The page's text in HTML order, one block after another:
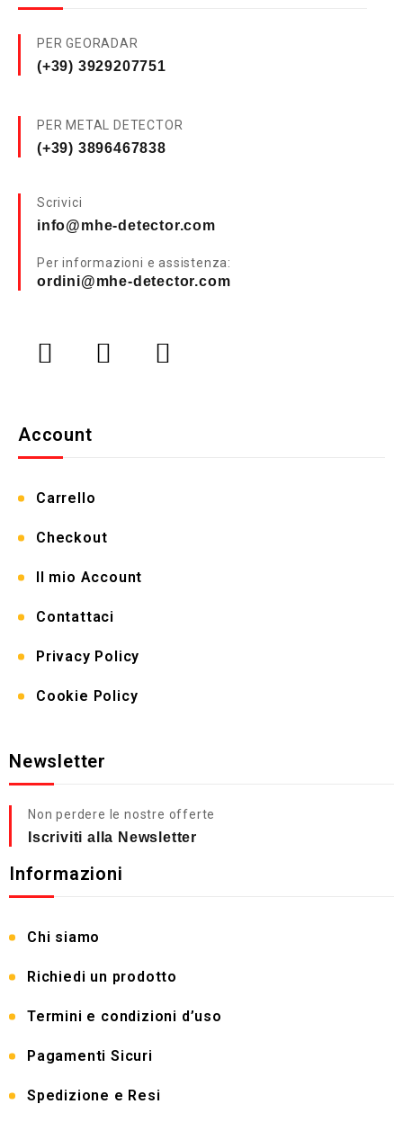
PER GEORADAR
(+39) 3929207751
PER METAL DETECTOR
(+39) 3896467838
Scrivici
info@mhe-detector.com
Per informazioni e assistenza:
ordini@mhe-detector.com
Newsletter
Non perdere le nostre offerte
Iscriviti alla Newsletter
Account
Carrello
Checkout
Il mio Account
Contattaci
Privacy Policy
Cookie Policy
Informazioni
Chi siamo
Richiedi un prodotto
Termini e condizioni d’uso
Pagamenti Sicuri
Spedizione e Resi